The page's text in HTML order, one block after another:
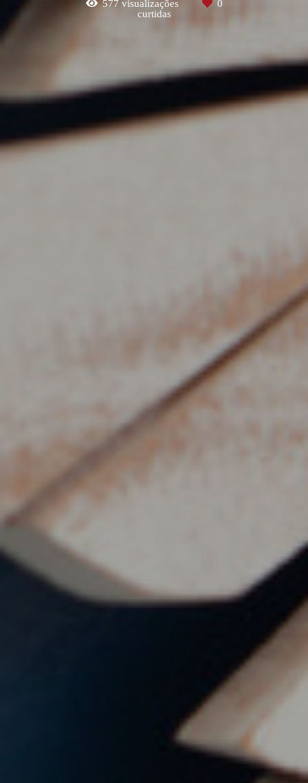
577 visualizações
0
curtidas